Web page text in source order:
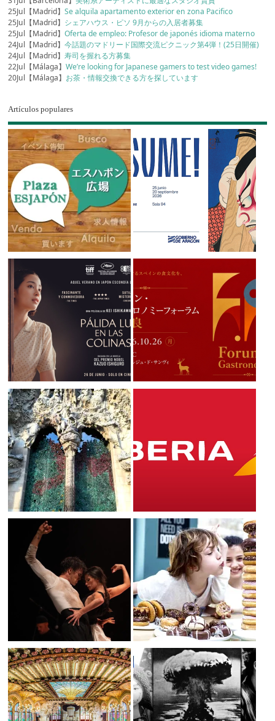
25Jul【Madrid】Se alquila apartamento exterior en zona Pacifico
25Jul【Madrid】 シェアハウス・ピソ 9月からの入居者募集
25Jul【Madrid】Oferta de empleo: Profesor de japonés idioma materno
24Jul【Madrid】今話題のマドリード国際交流ピクニック第4弾！(25日開催)
24Jul【Madrid】寿司を握れる方募集
22Jul【Málaga】We’re looking for Japanese gamers to test video games!
20Jul【Málaga】 お茶・情報交換できる方を探しています
Artículos populares